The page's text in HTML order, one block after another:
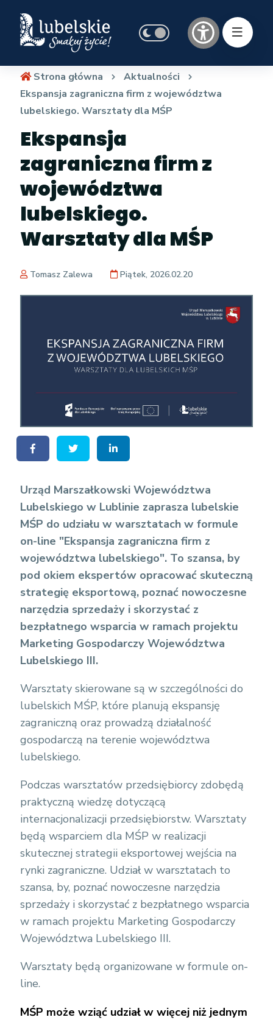
Strona główna
Aktualności
Ekspansja zagraniczna firm z województwa
lubelskiego. Warsztaty dla MŚP
Ekspansja
zagraniczna firm z
województwa
lubelskiego.
Warsztaty dla MŚP
Tomasz Zalewa Piątek, 2026.02.20
Urząd Marszałkowski Województwa
Lubelskiego w Lublinie zaprasza lubelskie
MŚP do udziału w warsztatach w formule
on-line "Ekspansja zagraniczna firm z
województwa lubelskiego". To szansa, by
pod okiem ekspertów opracować skuteczną
strategię eksportową, poznać nowoczesne
narzędzia sprzedaży i skorzystać z
bezpłatnego wsparcia w ramach projektu
Marketing Gospodarczy Województwa
Lubelskiego III.
Warsztaty skierowane są w szczególności do
lubelskich MŚP, które planują ekspansję
zagraniczną oraz prowadzą działalność
gospodarczą na terenie województwa
lubelskiego.
Podczas warsztatów przedsiębiorcy zdobędą
praktyczną wiedzę dotyczącą
internacjonalizacji przedsiębiorstw. Warsztaty
będą wsparciem dla MŚP w realizacji
skutecznej strategii eksportowej wejścia na
rynki zagraniczne. Udział w warsztatach to
szansa, by, poznać nowoczesne narzędzia
sprzedaży i skorzystać z bezpłatnego wsparcia
w ramach projektu Marketing Gospodarczy
Województwa Lubelskiego III.
Warsztaty będą organizowane w formule on-
line.
MŚP może wziąć udział w więcej niż jednym